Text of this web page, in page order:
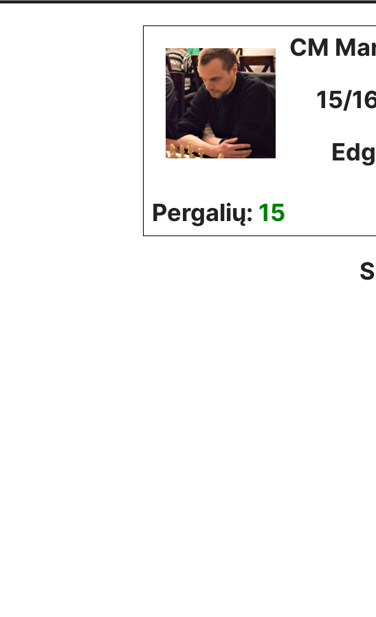
CM
15/
Pergalių: 15